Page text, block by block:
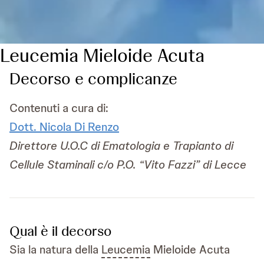
Leucemia Mieloide Acuta
Decorso e complicanze
Contenuti a cura di:
Dott. Nicola Di Renzo
Direttore U.O.C di Ematologia e Trapianto di
Cellule Staminali c/o P.O. “Vito Fazzi” di Lecce
Qual è il decorso
Sia la natura della Leucemia Mieloide Acuta